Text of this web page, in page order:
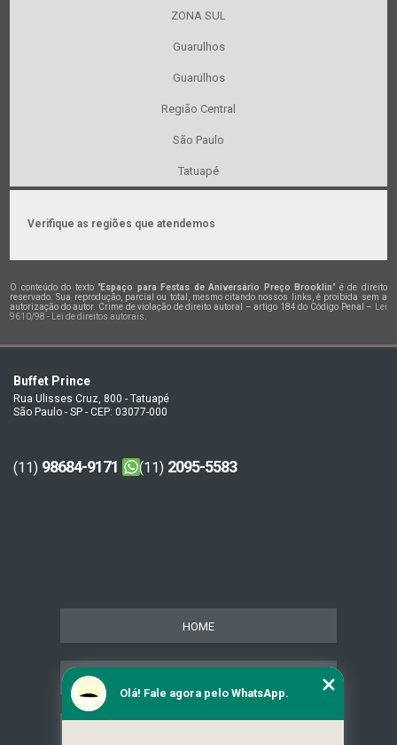
ZONA SUL
Guarulhos
Guarulhos
Região Central
São Paulo
Tatuapé
Verifique as regiões que atendemos
O conteúdo do texto "Espaço para Festas de Aniversário Preço Brooklin" é de direito
reservado. Sua reprodução, parcial ou total, mesmo citando nossos links, é proibida sem a
autorização do autor. Crime de violação de direito autoral – artigo 184 do Código Penal –
Lei
9610/98 - Lei de direitos autorais
Buffet Prince
Rua Ulisses Cruz, 800 - Tatuapé
São Paulo - SP - CEP: 03077-000
(11) 98684-9171 (11) 2095-5583
HOME
Olá! Fale agora pelo WhatsApp.